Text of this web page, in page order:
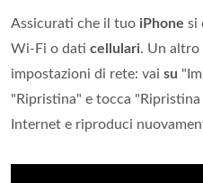
Assicurati che il tuo iPhone si
Wi-Fi o dati cellulari. Un altro
impostazioni di rete: vai su
"Ripristina" e tocca
Internet e riproduci